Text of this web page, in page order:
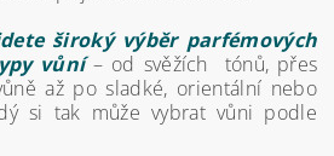
široký výběr parfémových
vůní – od svěžích tónů, přes
až po sladké, orientální nebo
si tak může vybrat vůni podle